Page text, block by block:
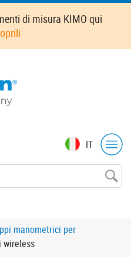
di misura KIMO qui
IT
manometrici per